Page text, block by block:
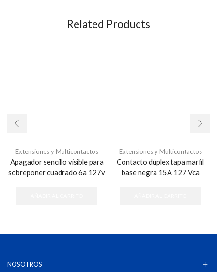
Related Products
Extensiones y Multicontactos
Apagador sencillo visible para
sobreponer cuadrado 6a 127v
Extensiones y Multicontactos
Contacto dúplex tapa marfil
base negra 15A 127 Vca
NOSOTROS